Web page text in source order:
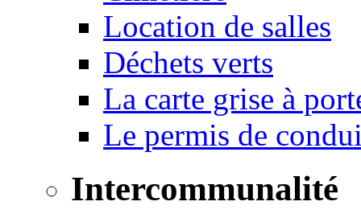
Location de salles
Déchets verts
La carte grise à
Le permis de
Intercommunalité